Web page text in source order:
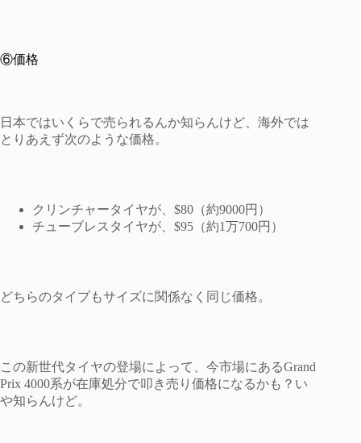
⑥価格
日本ではいくらで売られるんか知らんけど、海外では
とりあえず次のような価格。
クリンチャータイヤが、$80（約9000円）
チューブレスタイヤが、$95（約1万700円）
どちらのタイプもサイズに関係なく同じ価格。
この新世代タイヤの登場によって、今市場にあるGrand
Prix 4000系が在庫処分で叩き売り価格になるかも？い
や知らんけど。